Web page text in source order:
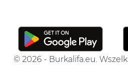
© 2026 - Burkalifa.eu.